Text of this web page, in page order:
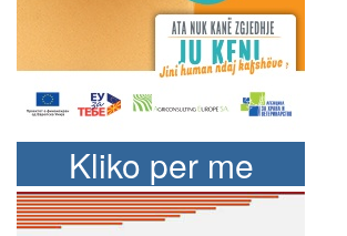
Kliko per me
shume